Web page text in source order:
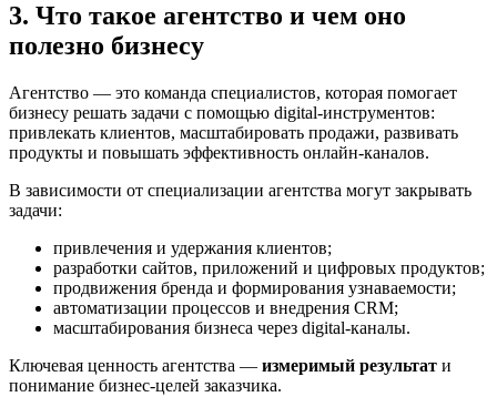
3. Что такое агентство и чем оно
полезно бизнесу
Агентство — это команда специалистов, которая помогает
бизнесу решать задачи с помощью digital-инструментов:
привлекать клиентов, масштабировать продажи, развивать
продукты и повышать эффективность онлайн-каналов.
В зависимости от специализации агентства могут закрывать
задачи:
привлечения и удержания клиентов;
разработки сайтов, приложений и цифровых продуктов;
продвижения бренда и формирования узнаваемости;
автоматизации процессов и внедрения CRM;
масштабирования бизнеса через digital-каналы.
Ключевая ценность агентства — измеримый результат и
понимание бизнес-целей заказчика.